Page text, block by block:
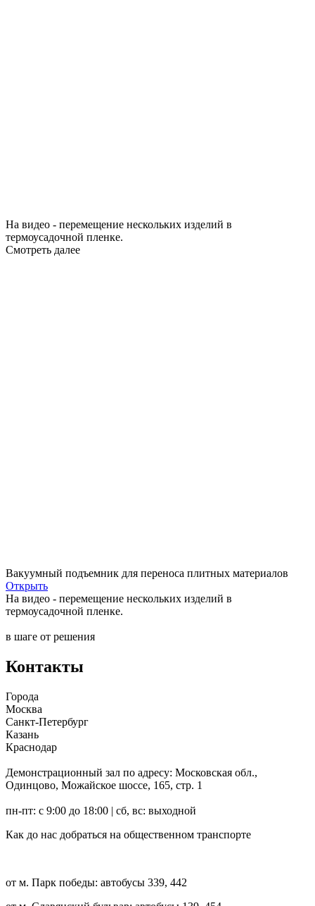
На видео - перемещение нескольких изделий в
термоусадочной пленке.
Смотреть далее
Вакуумный подъемник для переноса плитных материалов
Открыть
На видео - перемещение нескольких изделий в
термоусадочной пленке.
в шаге от решения
Контакты
Города
Москва
Санкт-Петербург
Казань
Краснодар
Демонстрационный зал по адресу: Московская обл.,
Одинцово, Можайское шоссе, 165, стр. 1
пн-пт: с 9:00 до 18:00 | сб, вс: выходной
Как до нас добраться на общественном транспорте
от м. Парк победы: автобусы 339, 442